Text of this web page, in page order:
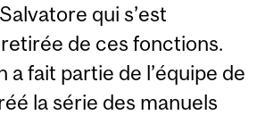
qui s’est
de ces fonctions.
a fait partie de l’équipe de
la série des manuels